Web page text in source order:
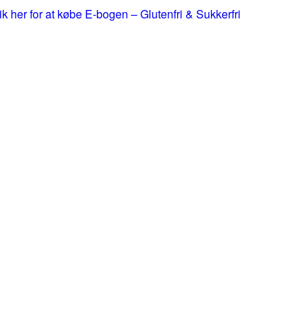
her for at købe E-bogen – Glutenfri & Sukkerfri